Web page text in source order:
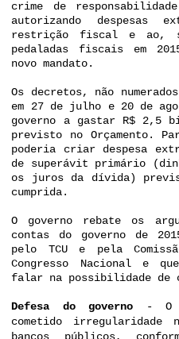
crime de
autorizando despesas
restrição fiscal e ao,
pedaladas fiscais em
novo mandato.
Os decretos, não
em 27 de julho e 20 de
governo a gastar R$ 2,5
previsto no Orçamento.
poderia criar despesa
de superávit primário
os juros da dívida)
cumprida.
O governo rebate os
contas do governo de
pelo TCU e pela
Congresso Nacional e
falar na possibilidade de
Defesa do governo
- O
cometido irregularidade